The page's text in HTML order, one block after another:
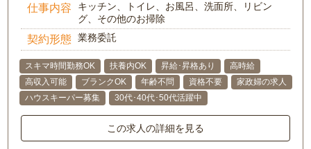
仕事内容
キッチン、トイレ、お風呂、洗面所、リビン
グ、その他のお掃除
契約形態 業務委託
スキマ時間勤務OK 扶養内OK 昇給･昇格あり
高時給
高収入可能
ブランクOK 年齢不問 資格不要
家政婦の求人
ハウスキーパー募集
30代･40代･50代活躍中
この求人の詳細を見る